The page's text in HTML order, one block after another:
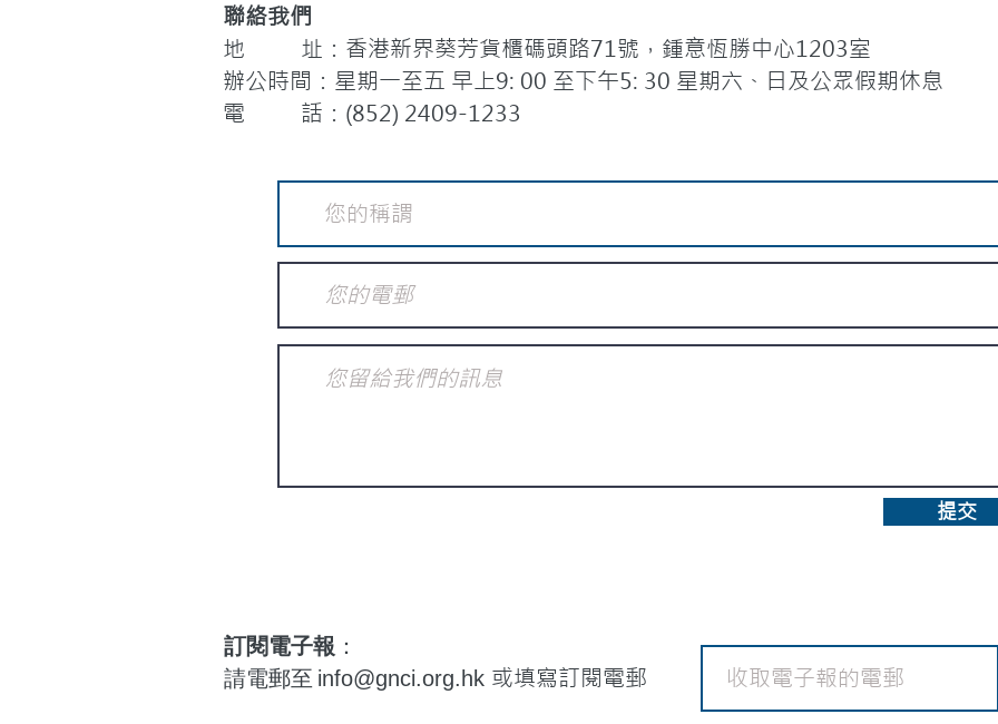
聯絡我們
地 址：香港新界葵芳貨櫃碼頭路71號，鍾意恆勝中心1203室
辦公時間：星期一至五 早上9: 00 至下午5: 30 星期六、日及公眾假期休息
電 話：(852) 2409-1233
提交
訂閱電子報：
請電郵至 info@gnci.org.hk 或填寫訂閱電郵